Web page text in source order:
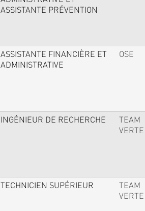
ASSISTANTE PRÉVENTION
ASSISTANTE FINANCIÈRE ET
ADMINISTRATIVE
OSE
INGÉNIEUR DE RECHERCHE
TEAM
VERTE
TECHNICIEN SUPÉRIEUR
TEAM
VERTE